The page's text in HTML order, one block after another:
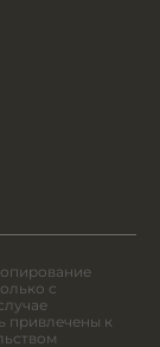
с
привлечены к